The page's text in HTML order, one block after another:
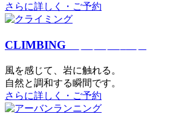
さらに詳しく・ご予約
CLIMBING
⾵を感じて、岩に触れる。
⾃然と調和する瞬間です。
さらに詳しく・ご予約